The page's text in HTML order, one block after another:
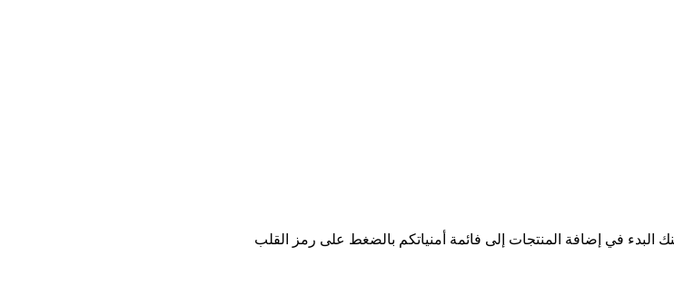
البدء في إضافة المنتجات إلى فائمة أمنياتكم بالضغط على رمز القلب